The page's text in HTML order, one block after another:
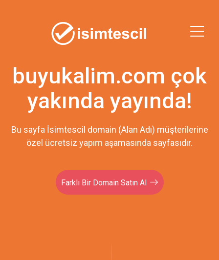
buyukalim.com çok
yakında yayında!
Bu sayfa İsimtescil domain (Alan Adı) müşterilerine
özel ücretsiz yapım aşamasında sayfasıdır.
Farklı Bir Domain Satın Al